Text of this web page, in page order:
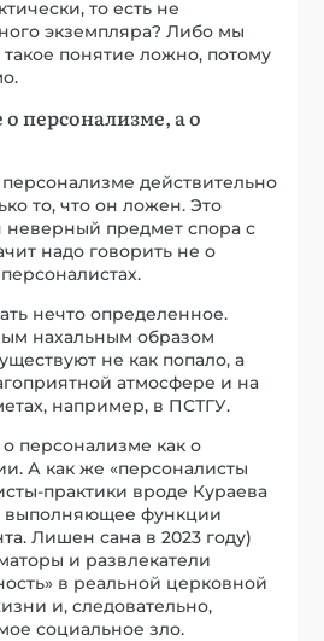
то есть не
экземпляра? Либо мы
понятие ложно, потому
персонализме, а о
действительно
то, что он ложен. Это
неверный предмет спора с
надо говорить не о
нечто определенное.
нахальным образом
не как попало, а
атмосфере и на
например, в ПСТГУ.
персонализме как о
А как же «персоналисты
практики вроде Кураева
выполняющее функции
Лишен сана в 2023 году)
и развлекатели
в реальной церковной
и, следовательно,
социальное зло.